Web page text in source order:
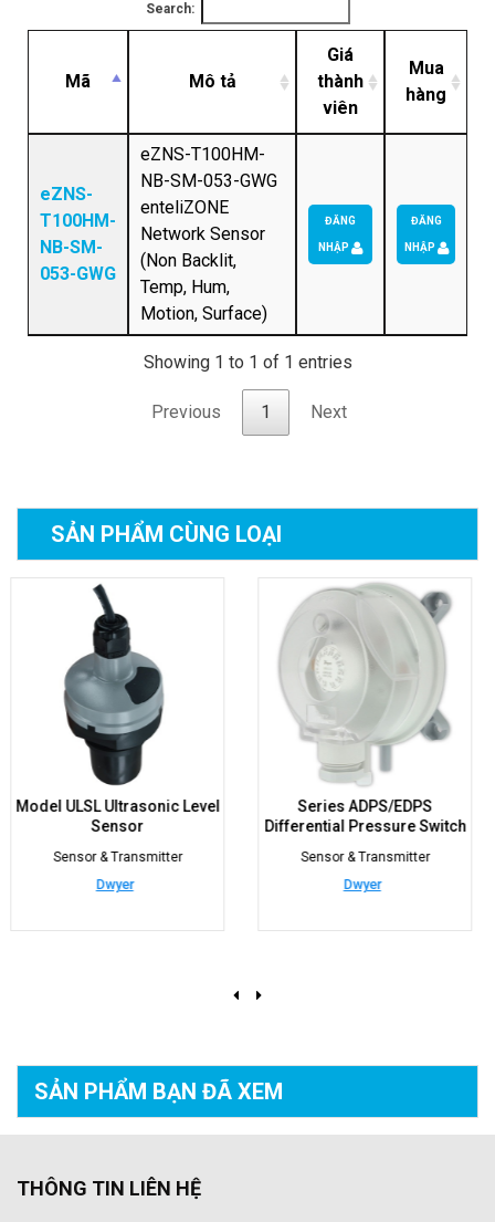
Search:
Mã Mô tả
Giá
thành
viên
Mua
hàng
eZNS-
T100HM-
NB-SM-
053-GWG
eZNS-T100HM-
NB-SM-053-GWG
enteliZONE
Network Sensor
(Non Backlit,
Temp, Hum,
Motion, Surface)
ĐĂNG
NHẬP
ĐĂNG
NHẬP
Showing 1 to 1 of 1 entries
Previous 1 Next
SẢN PHẨM CÙNG LOẠI
Series ADPS/EDPS
Differential Pressure Switch
Sensor & Transmitter
Refrigerant QIRF-
sensors
Sensor & Transmitter
Automation Components,
SẢN PHẨM BẠN ĐÃ XEM
THÔNG TIN LIÊN HỆ